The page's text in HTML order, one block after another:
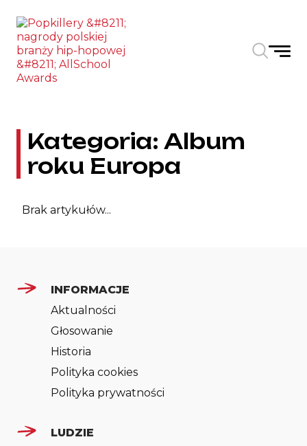
Kategoria: Album
roku Europa
Brak artykułów...
INFORMACJE
Aktualności
Głosowanie
Historia
Polityka cookies
Polityka prywatności
LUDZIE